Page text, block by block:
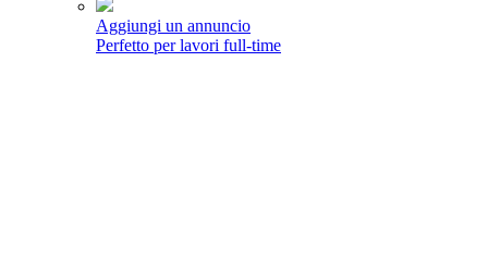
Aggiungi un annuncio
Perfetto per lavori full-time